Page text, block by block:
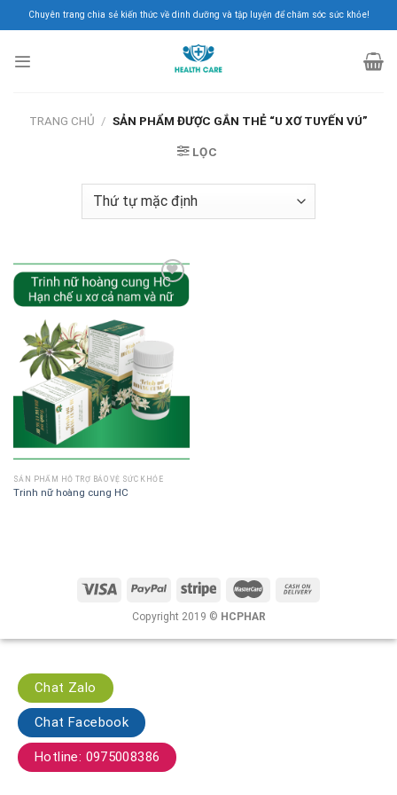
to
Chuyên trang chia sẻ kiến thức về dinh dưỡng và tập luyện để chăm sóc sức khỏe!
TRANG CHỦ / SẢN PHẨM ĐƯỢC GẮN THẺ “U XƠ TUYẾN VÚ”
LỌC
Add to
Wishlist
SẢN PHẨM HỖ TRỢ BẢO VỆ SỨC KHỎE
Trinh nữ hoàng cung HC
Copyright 2019 © HCPHAR
Chat Zalo
Chat Facebook
Hotline: 0975008386